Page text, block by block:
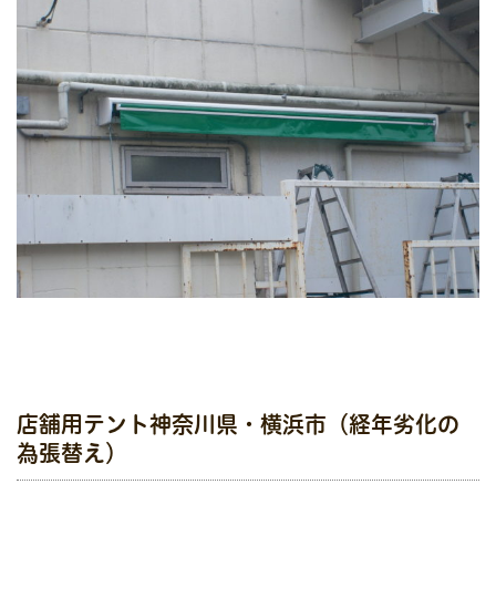
店舗用テント神奈川県・横浜市（経年劣化の
為張替え）